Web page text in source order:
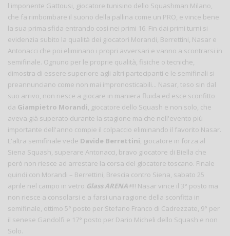
l'imponente Gattousi, giocatore tunisino dello Squashman Milano,
che fa rimbombare il suono della pallina come un PRO, e vince bene
la sua prima sfida entrando così nei primi 16. Fin dai primi turni si
evidenzia subito la qualità dei giocatori Morandi, Berrettini, Nasar e
Antonacci che poi eliminano i propri avversari e vanno a scontrarsi in
semifinale. Ognuno per le proprie qualità, fisiche o tecniche,
dimostra di essere superiore agli altri partecipanti e le semifinali si
preannunciano come non mai impronosticabili... Nasar, teso sin dal
suo arrivo, non riesce a giocare in maniera fluida ed esce sconfitto
da Giampietro Morandi, giocatore dello Squash e non solo, che
aveva già superato durante la stagione ma che nell'evento più
importante dell'anno compie il colpaccio eliminando il favorito Nasar.
L'altra semifinale vede Davide Berrettini, giocatore in forza al
Siena Squash, superare Antonacci, bravo giocatore di Biella che
però non riesce ad arrestare la corsa del giocatore toscano. Finale
quindi con Morandi – Berrettini, Brescia contro Siena, sabato 25
aprile nel campo in vetro Glass ARENA+!!! Nasar vince il 3° posto ma
non riesce a consolarsi e a farsi una ragione della sconfitta in
semifinale, ottimo 5° posto per Stefano Franco di Cadrezzate, 9° per
il senese Gandolfi e 17° posto per Dario Micheli dello Squash e non
Solo.